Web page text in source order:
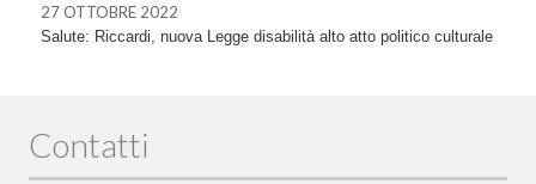
27 OTTOBRE 2022
Salute: Riccardi, nuova Legge disabilità alto atto politico culturale
Contatti